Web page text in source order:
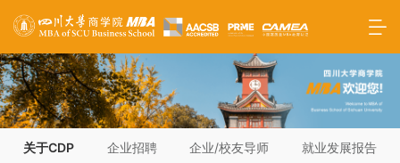
关于CDP 企业招聘 企业/校友导师 就业发展报告